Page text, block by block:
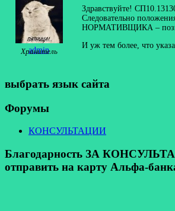
admin
Хранитель
Здравствуйте!
Следовательно
НОРМАТИВЩИКА –
И уж тем более, что
выбрать язык сайта
Форумы
КОНСУЛЬТАЦИИ
Благодарность ЗА
отправить на карту Альфа-